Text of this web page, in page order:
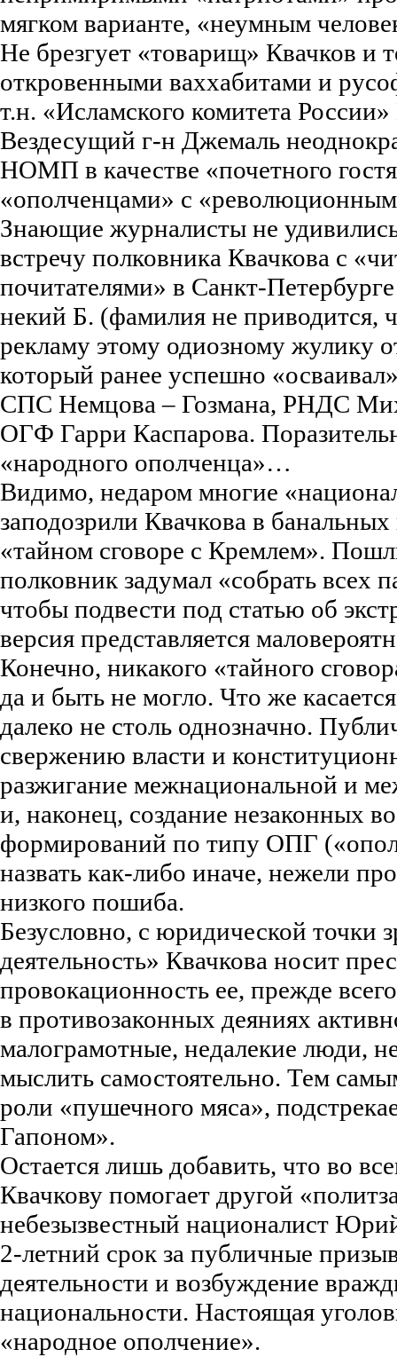
мягком варианте, «неумным
Не брезгует «товарищ» Квачков и
откровенными ваххабитами и
т.н. «Исламского комитета
Вездесущий г-н Джемаль
НОМП в качестве «почетного
«ополченцами» с
Знающие журналисты не
встречу полковника Квачкова с
почитателями» в Санкт-
некий Б. (фамилия не приводится,
рекламу этому одиозному жулику
который ранее успешно
СПС Немцова – Гозмана, РНДС
ОГФ Гарри Каспарова.
«народного ополченца»…
Видимо, недаром многие
заподозрили Квачкова в
«тайном сговоре с Кремлем».
полковник задумал «собрать всех
чтобы подвести под статью об
версия представляется
Конечно, никакого «тайного
да и быть не могло. Что же
далеко не столь однозначно.
свержению власти и
разжигание межнациональной и
и, наконец, создание незаконных
формирований по типу ОПГ
назвать как-либо иначе, нежели
низкого пошиба.
Безусловно, с юридической точки
деятельность» Квачкова носит
провокационность ее, прежде
в противозаконных деяниях
малограмотные, недалекие люди,
мыслить самостоятельно. Тем
роли «пушечного мяса»,
Гапоном».
Остается лишь добавить, что во
Квачкову помогает другой
небезызвестный националист
2-летний срок за публичные
деятельности и возбуждение
национальности. Настоящая
«народное ополчение».